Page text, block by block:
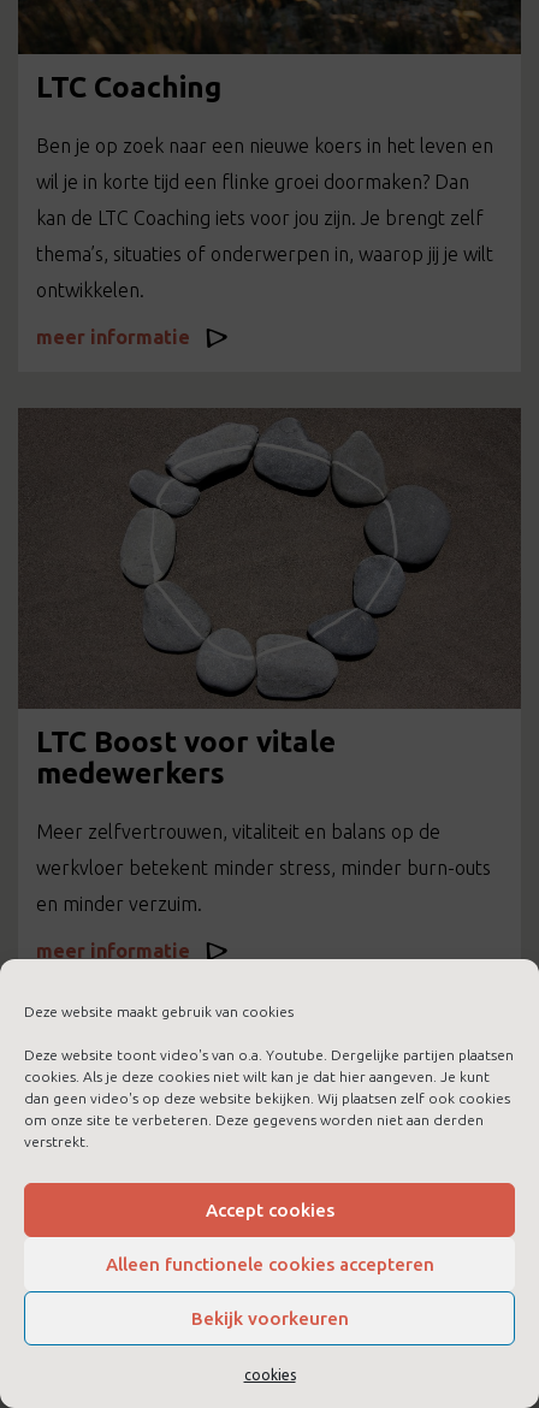
Deze website maakt gebruik van cookies
Deze website toont video's van o.a. Youtube. Dergelijke partijen plaatsen
cookies. Als je deze cookies niet wilt kan je dat hier aangeven. Je kunt
dan geen video's op deze website bekijken. Wij plaatsen zelf ook cookies
om onze site te verbeteren. Deze gegevens worden niet aan derden
verstrekt.
Accept cookies
Alleen functionele cookies accepteren
Bekijk voorkeuren
cookies
LTC Coaching
Ben je op zoek naar een nieuwe koers in het leven en
wil je in korte tijd een flinke groei doormaken? Dan
kan de LTC Coaching iets voor jou zijn. Je brengt zelf
thema’s, situaties of onderwerpen in, waarop jij je wilt
ontwikkelen.
meer informatie
LTC Boost voor vitale
medewerkers
Meer zelfvertrouwen, vitaliteit en balans op de
werkvloer betekent minder stress, minder burn-outs
en minder verzuim.
meer informatie
LTC Boost voor jezelf